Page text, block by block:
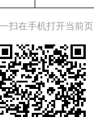
扫在手机打开当前页